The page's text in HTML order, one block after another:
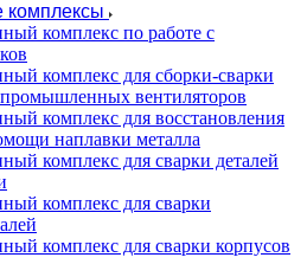
комплексы
комплекс по работе с
комплекс для сборки-сварки
промышленных вентиляторов
комплекс для восстановления
наплавки металла
комплекс для сварки деталей
комплекс для сварки
комплекс для сварки корпусов